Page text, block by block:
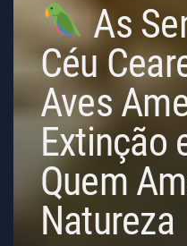
As
Céu
Aves
Extinção
Quem
Natureza